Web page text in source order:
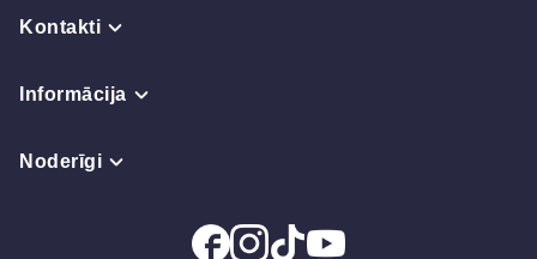
Kontakti
Informācija
Noderīgi